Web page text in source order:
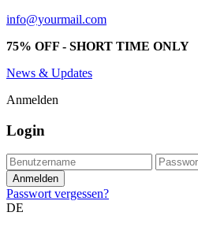
info@yourmail.com
75% OFF - SHORT TIME ONLY
News & Updates
Anmelden
Login
Passwort vergessen?
DE